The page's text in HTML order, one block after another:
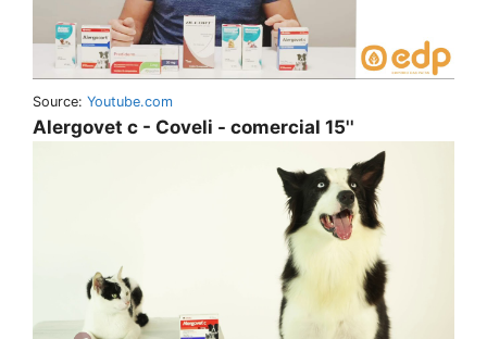
Source: Youtube.com
Alergovet c - Coveli - comercial 15''